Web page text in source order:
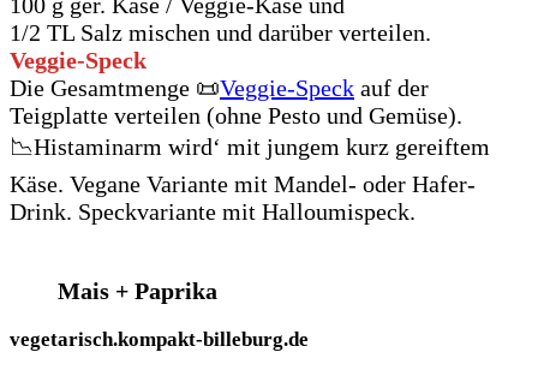
1/2 TL Salz mischen und darüber verteilen.
Veggie-Speck
Die Gesamtmenge 📜Veggie-Speck auf der
Teigplatte verteilen (ohne Pesto und Gemüse).
📉Histaminarm wird‘ mit jungem kurz gereiftem
Käse. Vegane Variante mit Mandel- oder Hafer-
Drink. Speckvariante mit Halloumispeck.
Mais + Paprika
vegetarisch.kompakt-billeburg.de